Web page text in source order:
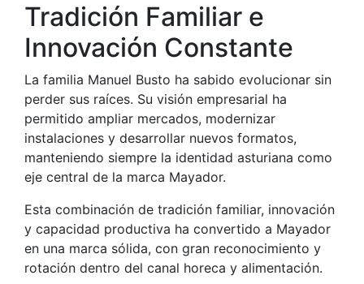
Tradición Familiar e
Innovación Constante
La familia Manuel Busto ha sabido evolucionar sin
perder sus raíces. Su visión empresarial ha
permitido ampliar mercados, modernizar
instalaciones y desarrollar nuevos formatos,
manteniendo siempre la identidad asturiana como
eje central de la marca Mayador.
Esta combinación de tradición familiar, innovación
y capacidad productiva ha convertido a Mayador
en una marca sólida, con gran reconocimiento y
rotación dentro del canal horeca y alimentación.